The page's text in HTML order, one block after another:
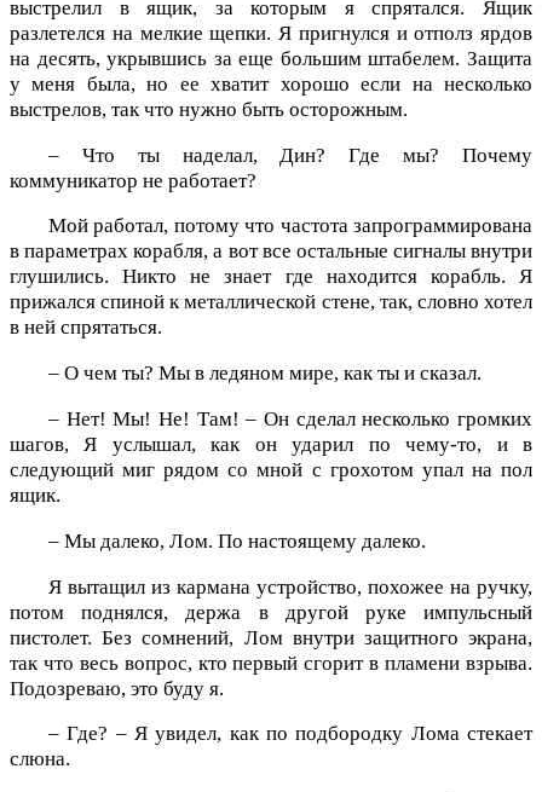
выстрелил в ящик, за которым я спрятался. Ящик
разлетелся на мелкие щепки. Я пригнулся и отполз ярдов
на десять, укрывшись за еще большим штабелем. Защита
у меня была, но ее хватит хорошо если на несколько
выстрелов, так что нужно быть осторожным.
– Что ты наделал, Дин? Где мы? Почему
коммуникатор не работает?
Мой работал, потому что частота запрограммирована
в параметрах корабля, а вот все остальные сигналы внутри
глушились. Никто не знает где находится корабль. Я
прижался спиной к металлической стене, так, словно хотел
в ней спрятаться.
– О чем ты? Мы в ледяном мире, как ты и сказал.
– Нет! Мы! Не! Там! – Он сделал несколько громких
шагов, Я услышал, как он ударил по чему-то, и в
следующий миг рядом со мной с грохотом упал на пол
ящик.
– Мы далеко, Лом. По настоящему далеко.
Я вытащил из кармана устройство, похожее на ручку,
потом поднялся, держа в другой руке импульсный
пистолет. Без сомнений, Лом внутри защитного экрана,
так что весь вопрос, кто первый сгорит в пламени взрыва.
Подозреваю, это буду я.
– Где? – Я увидел, как по подбородку Лома стекает
слюна.